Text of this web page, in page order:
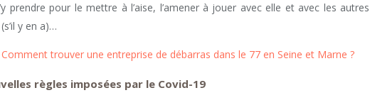
prendre pour le mettre à l’aise, l’amener à jouer avec elle et avec les autres
y en a)…
Comment trouver une entreprise de débarras dans le 77 en Seine et Marne ?
règles imposées par le Covid-19